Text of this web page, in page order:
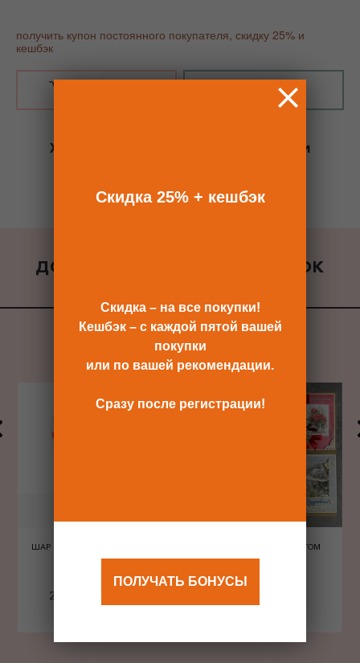
получить купон постоянного покупателя, скидку 25% и
кешбэк
КУПИТЬ В 1 КЛИК
Хотите сразу
и
ДОБАВИТЬ К ЗАКАЗУ ПОДАРОК
ШАР ШЕЛКОГРАФИЯ СЕРДЦА
КРАСНЫЕ
240 Р
ОТКРЫТКА С КОНВЕРТОМ
Скидка 25% + кешбэк
Скидка – на все покупки!
Кешбэк – с каждой пятой вашей
покупки
или по вашей рекомендации.
Сразу после регистрации!
ПОЛУЧАТЬ БОНУСЫ